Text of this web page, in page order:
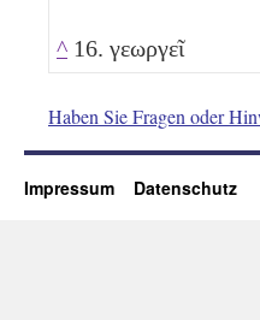
^ 16. γεωργεῖ
Haben Sie Fragen oder
Impressum Datenschutz